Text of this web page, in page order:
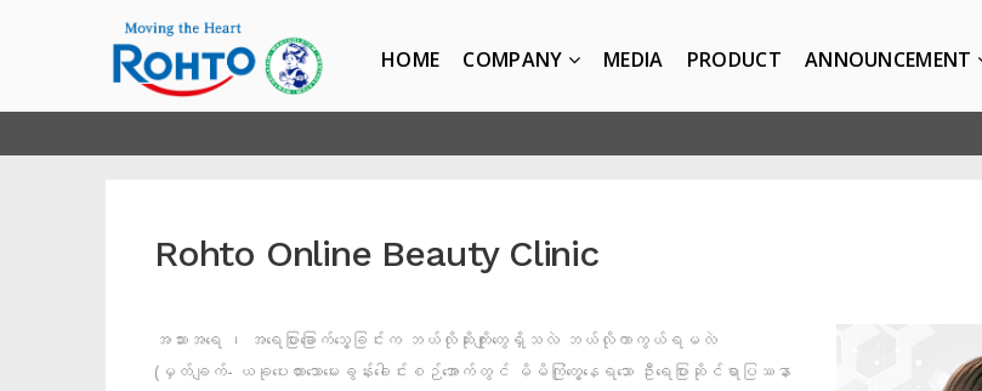
HOME COMPANY MEDIA PRODUCT ANNOUNCEMENT
Rohto Online Beauty Clinic
အသားအရေ ၊ အရေပြားခြောက်သွေ့ခြင်းက ဘယ်လိုဆိုးကျိုးတွေရှိသလဲ ဘယ်လိုကာကွယ်ရမလဲ
(မှတ်ချက်- ယခုပေးထားသောမေးခွန်းခေါင်းစဉ်အောက်တွင် မိမိကြုံတွေ့နေရသော ဦးရေပြားဆိုင်ရာပြဿနာ